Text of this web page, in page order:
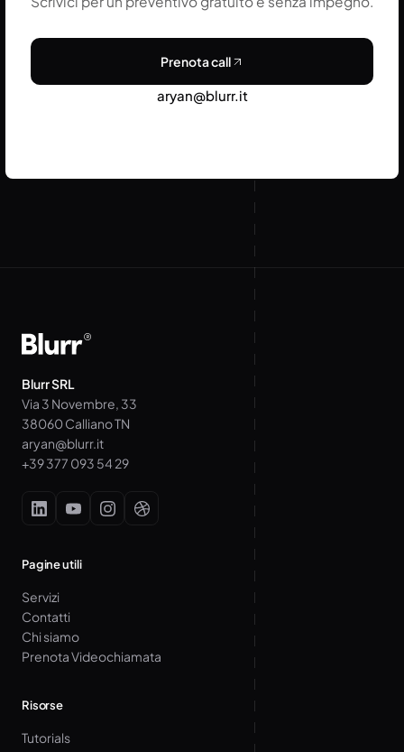
Prenota call
aryan@blurr.it
Blurr SRL
Via 3 Novembre, 33
38060 Calliano TN
aryan@blurr.it
+39 377 093 54 29
Pagine utili
Servizi
Contatti
Chi siamo
Prenota Videochiamata
Risorse
Tutorials